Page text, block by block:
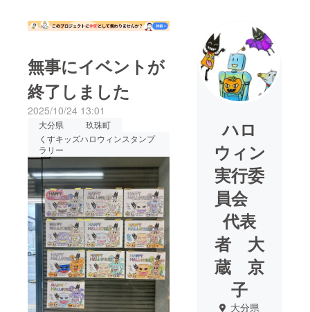
無事にイベントが
終了しました
2025/10/24 13:01
大分県
玖珠町
くすキッズハロウィンスタンプ
ラリー
ハロ
ウィン
実行委
員会
代表
者 大
蔵 京
子
大分県